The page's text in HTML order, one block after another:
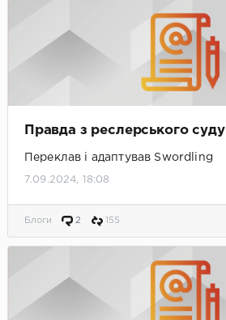
Правда з реслерського суду
Переклав і адаптував Swordling
7.09.2024, 18:08
Блоги 2 155